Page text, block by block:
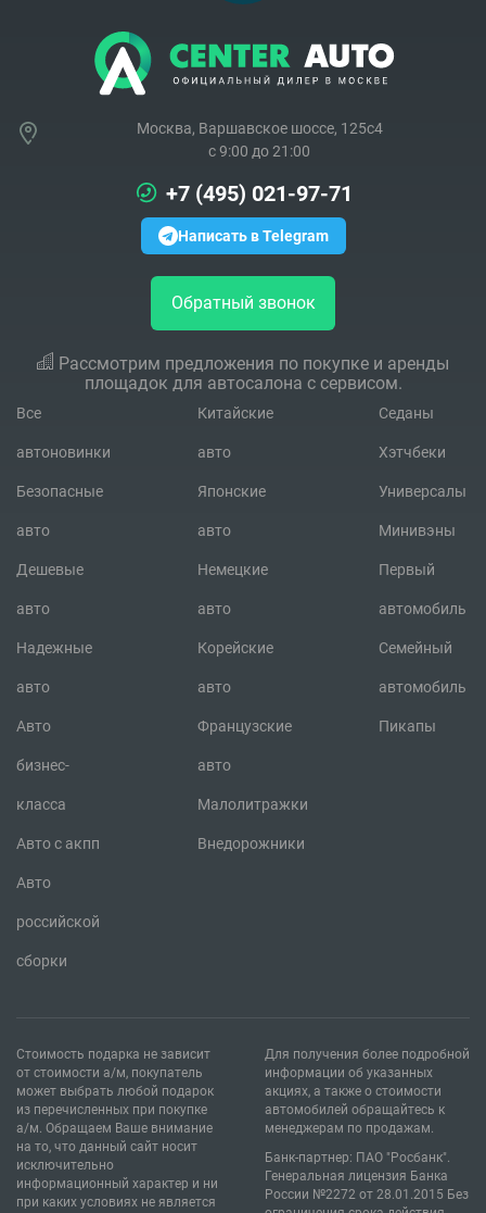
Москва, Варшавское шоссе, 125с4
c 9:00 до 21:00
+7 (495) 021-97-71
Написать в Telegram
Обратный звонок
Рассмотрим предложения по покупке и аренды
площадок для автосалона с сервисом.
Все
автоновинки
Безопасные
авто
Дешевые
авто
Надежные
авто
Авто
бизнес-
класса
Авто с акпп
Авто
российской
сборки
Китайские
авто
Японские
авто
Немецкие
авто
Корейские
авто
Французские
авто
Малолитражки
Внедорожники
Седаны
Хэтчбеки
Универсалы
Минивэны
Первый
автомобиль
Семейный
автомобиль
Пикапы
Стоимость подарка не зависит
от стоимости а/м, покупатель
может выбрать любой подарок
из перечисленных при покупке
а/м. Обращаем Ваше внимание
на то, что данный сайт носит
исключительно
информационный характер и ни
при каких условиях не является
Для получения более подробной
информации об указанных
акциях, а также о стоимости
автомобилей обращайтесь к
менеджерам по продажам.
Банк-партнер: ПАО "Росбанк".
Генеральная лицензия Банка
России №2272 от 28.01.2015 Без